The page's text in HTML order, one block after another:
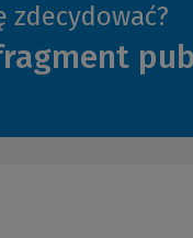
zdecydować?